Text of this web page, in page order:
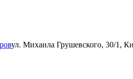
ул. Михаила Грушевского, 30/1,